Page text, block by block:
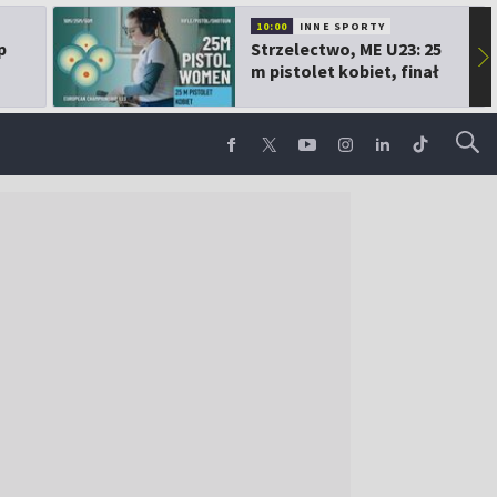
10:00 INNE SPORTY
Strzelectwo, ME U23: 25
m pistolet kobiet, finał
▶